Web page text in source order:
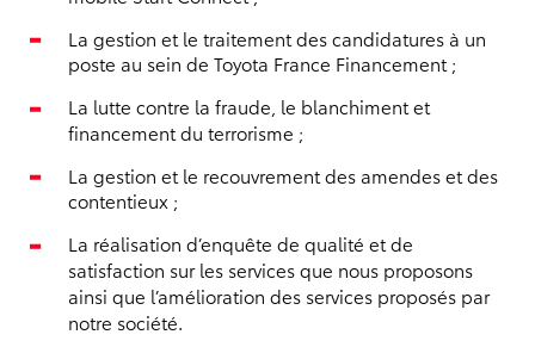
La gestion et le traitement des candidatures à un
poste au sein de Toyota France Financement ;
La lutte contre la fraude, le blanchiment et
financement du terrorisme ;
La gestion et le recouvrement des amendes et des
contentieux ;
La réalisation d’enquête de qualité et de
satisfaction sur les services que nous proposons
ainsi que l’amélioration des services proposés par
notre société.